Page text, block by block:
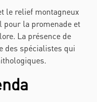
le relief montagneux
pour la promenade et
La présence de
des spécialistes qui